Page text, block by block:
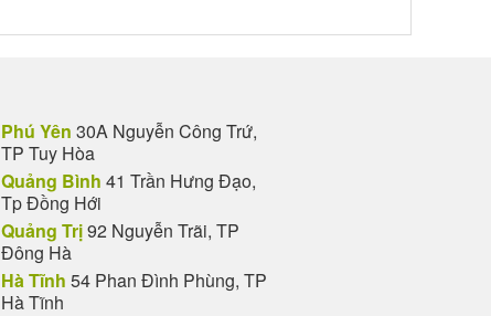
Phú Yên 30A Nguyễn Công Trứ,
TP Tuy Hòa
Quảng Bình 41 Trần Hưng Đạo,
Tp Đồng Hới
Quảng Trị92 Nguyễn Trãi, TP
Đông Hà
Hà Tĩnh 54 Phan Đình Phùng, TP
Hà Tĩnh